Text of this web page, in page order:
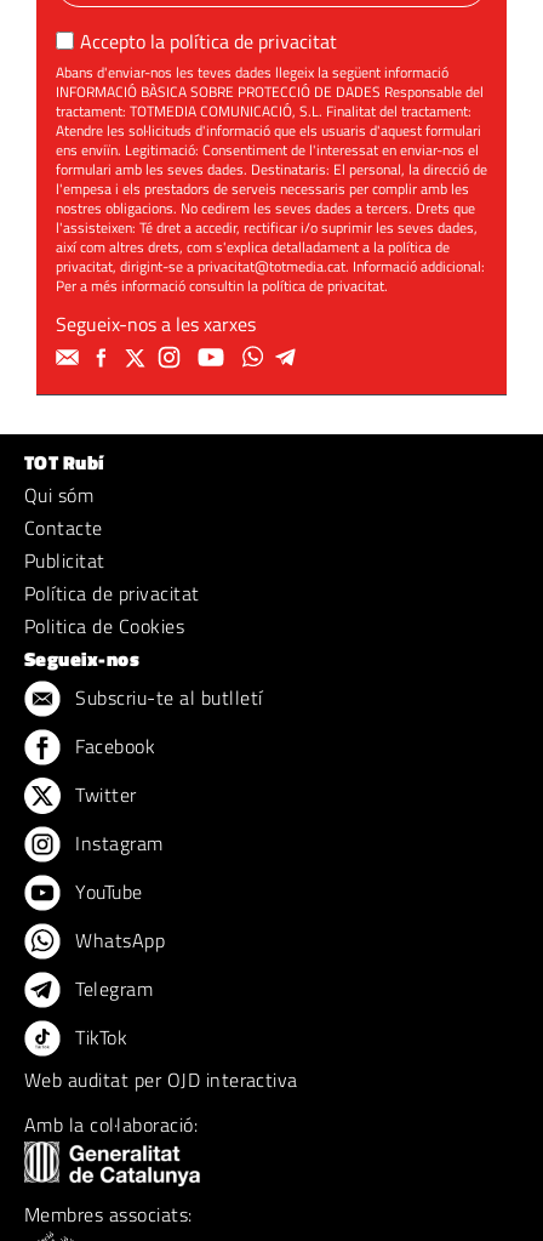
Accepto la política de privacitat
Abans d'enviar-nos les teves dades llegeix la següent informació
INFORMACIÓ BÀSICA SOBRE PROTECCIÓ DE DADES Responsable del
tractament: TOTMEDIA COMUNICACIÓ, S.L. Finalitat del tractament:
Atendre les sol·licituds d'informació que els usuaris d'aquest formulari
ens enviïn. Legitimació: Consentiment de l'interessat en enviar-nos el
formulari amb les seves dades. Destinataris: El personal, la direcció de
l'empesa i els prestadors de serveis necessaris per complir amb les
nostres obligacions. No cedirem les seves dades a tercers. Drets que
l'assisteixen: Té dret a accedir, rectificar i/o suprimir les seves dades,
així com altres drets, com s'explica detalladament a la política de
privacitat, dirigint-se aprivacitat@totmedia.cat. Informació addicional:
Per a més informació consultin lapolítica de privacitat.
Segueix-nos a les xarxes
TOT Rubí
Qui sóm
Contacte
Publicitat
Política de privacitat
Politica de Cookies
Segueix-nos
Subscriu-te al butlletí
Facebook
Twitter
Instagram
YouTube
WhatsApp
Telegram
TikTok
Web auditat per OJD interactiva
Amb la col·laboració:
Membres associats: